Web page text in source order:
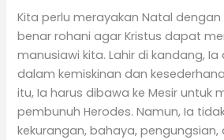
Kita perlu merayakan Natal
benar rohani agar Kristus dapat
manusiawi kita. Lahir di kandang,
dalam kemiskinan dan
itu, Ia harus dibawa ke Mesir untuk
pembunuh Herodes. Namun, Ia
kekurangan, bahaya,